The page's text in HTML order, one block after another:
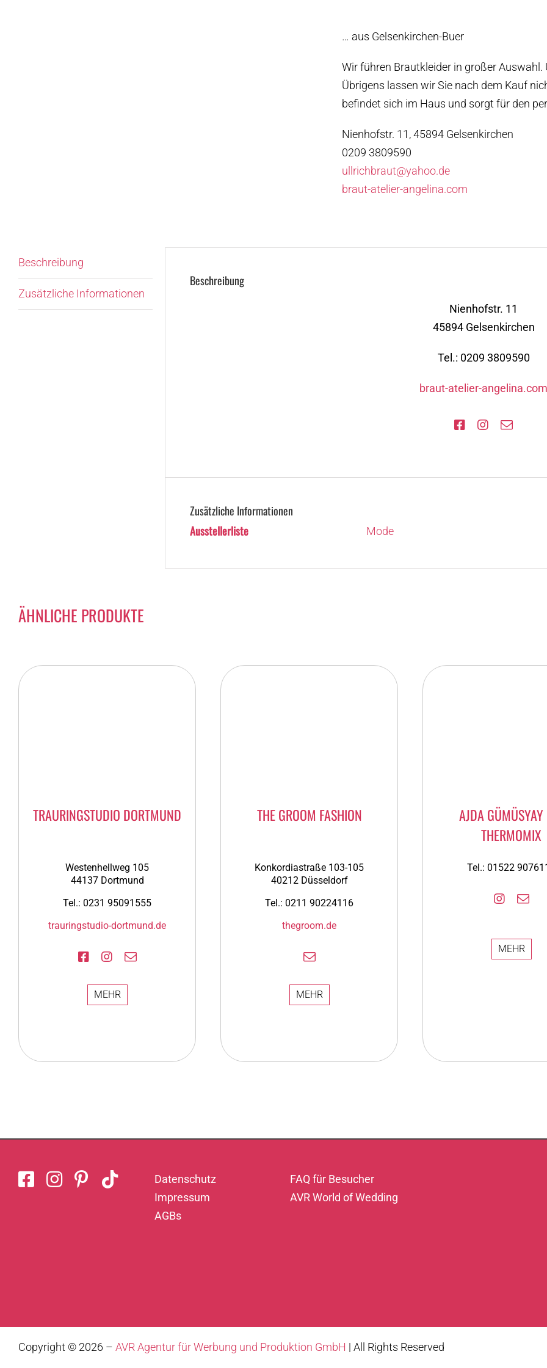
… aus Gelsenkirchen-Buer
Wir führen Brautkleider in großer
Übrigens lassen wir Sie nach dem Kauf
befindet sich im Haus und sorgt für den
Nienhofstr. 11, 45894 Gelsenkirchen
0209 3809590
ullrichbraut@yahoo.de
braut-atelier-angelina.com
Beschreibung
Zusätzliche Informationen
Beschreibung
Nienhofstr. 11
45894 Gelsenkirchen
Tel.: 0209 3809590
braut-atelier-angelina.com
Zusätzliche Informationen
Ausstellerliste
Mode
ÄHNLICHE PRODUKTE
TRAURINGSTUDIO DORTMUND
Westenhellweg 105
44137 Dortmund
Tel.: 0231 95091555
trauringstudio-dortmund.de
MEHR
THE GROOM FASHION
Konkordiastraße 103-105
40212 Düsseldorf
Tel.: 0211 90224116
thegroom.de
MEHR
AJDA
THERMOMIX
Tel.: 01522
MEHR
Datenschutz
Impressum
AGBs
FAQ für Besucher
AVR World of Wedding
Copyright © 2026 – AVR Agentur für Werbung und Produktion GmbH | All Rights Reserved